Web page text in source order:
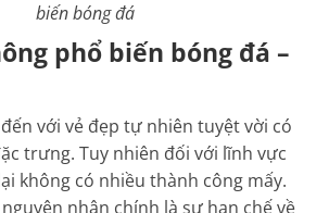
biến bóng đá
phổ biến bóng đá –
với vẻ đẹp tự nhiên tuyệt vời có
trưng. Tuy nhiên đối với lĩnh vực
không có nhiều thành công mấy.
nhân chính là sự hạn chế về